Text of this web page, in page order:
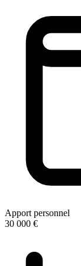
Apport personnel
30 000 €